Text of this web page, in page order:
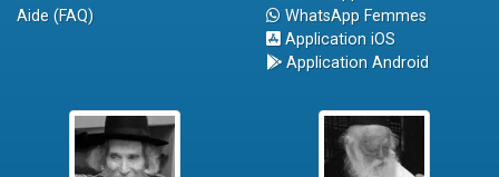
Aide (FAQ)
WhatsApp Femmes
Application iOS
Application Android